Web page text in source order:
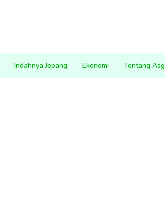
Indahnya Jepang Ekonomi Tentang